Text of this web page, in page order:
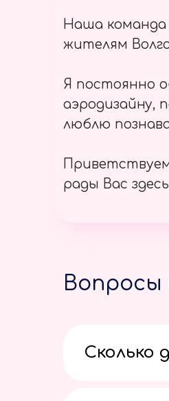
Наша
жителям
Я постоянно
аэродизайну,
люблю
рады Вас
Сколько